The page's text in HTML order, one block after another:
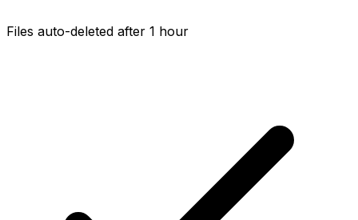
Files auto-deleted after 1 hour